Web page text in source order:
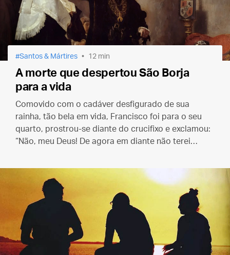
Santos & Mártires 12 min
A morte que despertou São Borja
para a vida
Comovido com o cadáver desfigurado de sua
rainha, tão bela em vida, Francisco foi para o seu
quarto, prostrou-se diante do crucifixo e exclamou:
“Não, meu Deus! De agora em diante não terei